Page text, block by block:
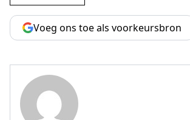
Voeg ons toe als voorkeursbron